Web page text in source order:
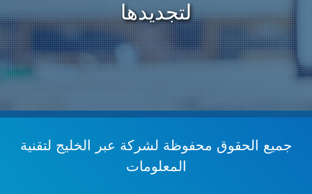
لتجديدها
جميع الحقوق محفوظة لشركة عبر الخليج لتقنية
المعلومات